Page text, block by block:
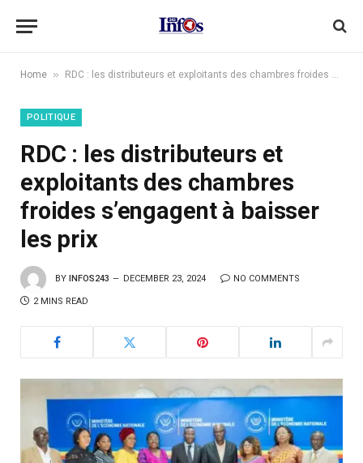
Home » RDC : les distributeurs et exploitants des chambres froides s’engagent à baisser les prix
POLITIQUE
RDC : les distributeurs et
exploitants des chambres
froides s’engagent à baisser
les prix
BY INFOS243 DECEMBER 23, 2024 NO COMMENTS
2 MINS READ